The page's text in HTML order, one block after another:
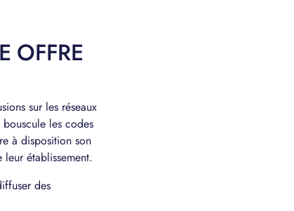
OFFRE
sur les réseaux
les codes
à disposition son
établissement.
des